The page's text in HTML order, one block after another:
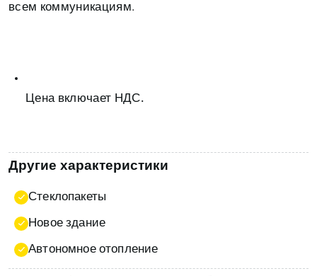
всем коммуникациям.
Цена включает НДС.
Другие характеристики
Стеклопакеты
Новое здание
Автономное отопление